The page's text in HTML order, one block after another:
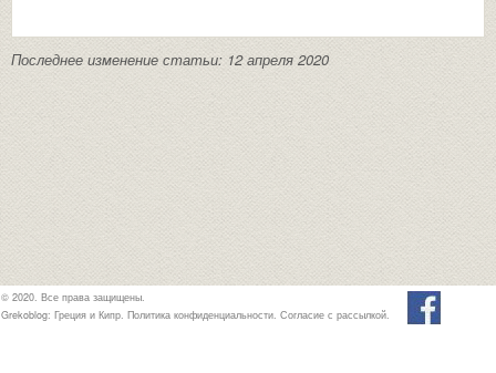
Последнее изменение статьи: 12 апреля 2020
© 2020. Все права защищены.
Grekoblog: Греция и Кипр. Политика конфиденциальности. Согласие с рассылкой.